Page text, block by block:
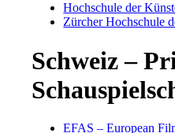
Hochschule der
Zürcher Hochschule
Schweiz –
EFAS – European